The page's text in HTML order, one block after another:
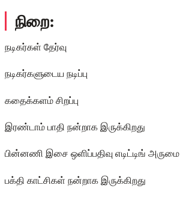
நிறை:
நடிகர்கள் தேர்வு
நடிகர்களுடைய நடிப்பு
கதைக்களம் சிறப்பு
இரண்டாம் பாதி நன்றாக இருக்கிறது
பின்னணி இசை ஒளிப்பதிவு எடிட்டிங் அருமை
பக்தி காட்சிகள் நன்றாக இருக்கிறது